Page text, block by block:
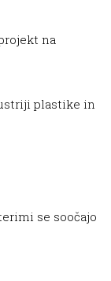
na
plastike in
se soočajo